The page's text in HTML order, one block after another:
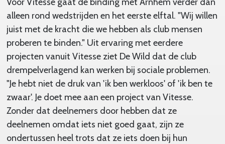
alleen rond wedstrijden en het eerste elftal. "Wij willen
juist met de kracht die we hebben als club mensen
proberen te binden." Uit ervaring met eerdere
projecten vanuit Vitesse ziet De Wild dat de club
drempelverlagend kan werken bij sociale problemen.
"Je hebt niet de druk van 'ik ben werkloos' of 'ik ben te
zwaar'. Je doet mee aan een project van Vitesse.
Zonder dat deelnemers door hebben dat ze
deelnemen omdat iets niet goed gaat, zijn ze
ondertussen heel trots dat ze iets doen bij hun